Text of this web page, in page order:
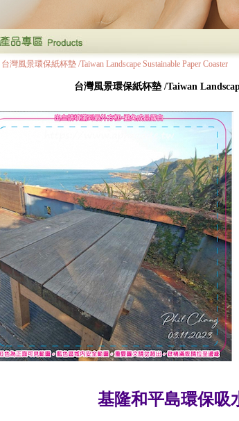
台灣風景環保紙杯墊 /Taiwan Landscape Sustainable Paper Coaster
台灣風景環保紙杯墊 /Taiwan
基隆和平島環保吸